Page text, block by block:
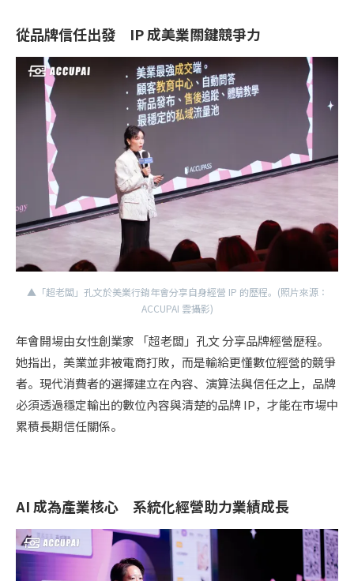
從品牌信任出發 IP 成美業關鍵競爭力
▲「超老闆」孔文於美業行銷年會分享自身經營 IP 的歷程。(照片來源：
ACCUPAI 雲攝影)
年會開場由女性創業家 「超老闆」孔文 分享品牌經營歷程。
她指出，美業並非被電商打敗，而是輸給更懂數位經營的競爭
者。現代消費者的選擇建立在內容、演算法與信任之上，品牌
必須透過穩定輸出的數位內容與清楚的品牌 IP，才能在市場中
累積長期信任關係。
AI 成為產業核心 系統化經營助力業績成長